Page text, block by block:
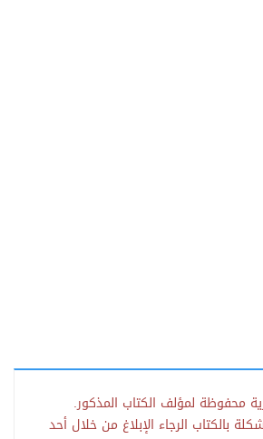
محفوظة لمؤلف الكتاب المذكور.
بالكتاب الرجاء الإبلاغ من خلال أحد